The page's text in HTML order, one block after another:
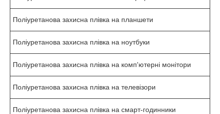
Поліуретанова захисна плівка на планшети
Поліуретанова захисна плівка на ноутбуки
Поліуретанова захисна плівка на комп'ютерні монітори
Поліуретанова захисна плівка на телевізори
Поліуретанова захисна плівка на смарт-годинники